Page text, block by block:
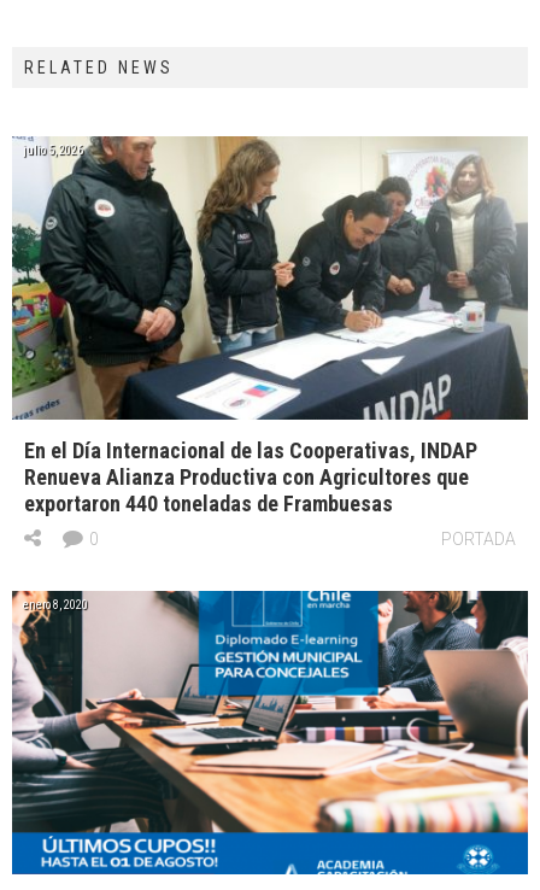
RELATED NEWS
julio 5, 2026
En el Día Internacional de las Cooperativas, INDAP
Renueva Alianza Productiva con Agricultores que
exportaron 440 toneladas de Frambuesas
PORTADA
0
enero 8, 2020